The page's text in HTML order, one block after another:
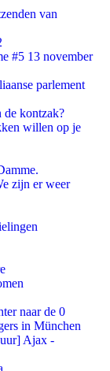
van
#5 13 november
parlement
kontzak?
willen op je
zijn er weer
naar de 0
in München
Ajax -